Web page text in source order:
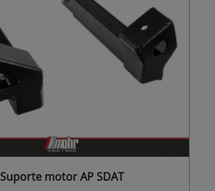
Suporte motor AP SDAT